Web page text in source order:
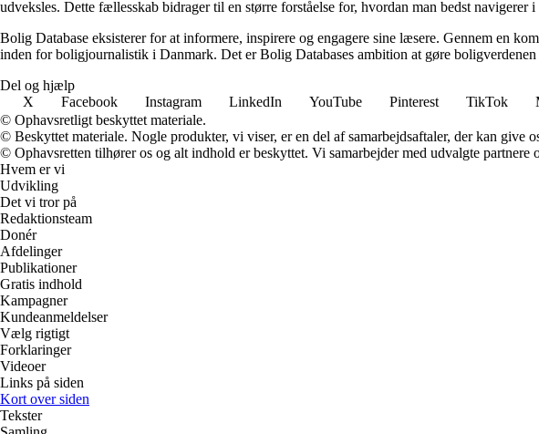
udveksles. Dette fællesskab bidrager til en større forståelse for, hvordan man bedst navigerer
Bolig Database eksisterer for at informere, inspirere og engagere sine læsere. Gennem en
inden for boligjournalistik i Danmark. Det er Bolig Databases ambition at gøre
Del og hjælp
X
Facebook Instagram LinkedIn YouTube Pinterest TikTok
© Ophavsretligt beskyttet materiale.
© Beskyttet materiale. Nogle produkter, vi viser, er en del af samarbejdsaftaler, der kan give
© Ophavsretten tilhører os og alt indhold er beskyttet. Vi samarbejder med udvalgte
Hvem er vi
Udvikling
Det vi tror på
Redaktionsteam
Donér
Afdelinger
Publikationer
Gratis indhold
Kampagner
Kundeanmeldelser
Vælg rigtigt
Forklaringer
Videoer
Links på siden
Kort over siden
Tekster